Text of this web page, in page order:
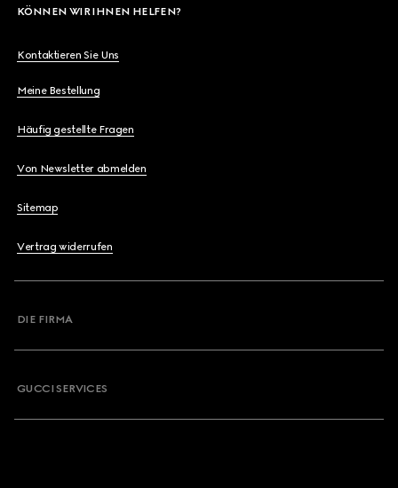
KÖNNEN WIR IHNEN HELFEN?
Kontaktieren Sie Uns
Meine Bestellung
Häufig gestellte Fragen
Von Newsletter abmelden
Sitemap
Vertrag widerrufen
DIE FIRMA
GUCCI SERVICES